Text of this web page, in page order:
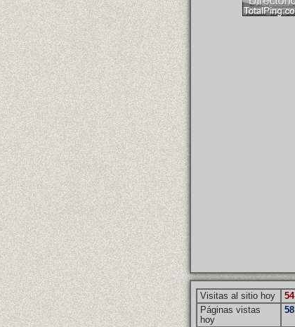
Visitas al sitio hoy
54
Páginas vistas
hoy
58